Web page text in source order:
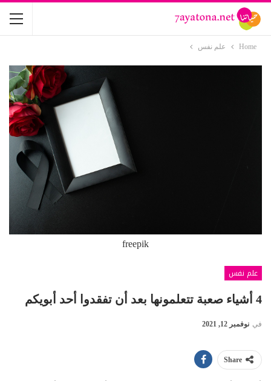
Home علم نفس
freepik
علم نفس
4 أشياء صعبة تتعلمونها بعد أن تفقدوا أحد أبويكم
في نوفمبر 12, 2021
Share